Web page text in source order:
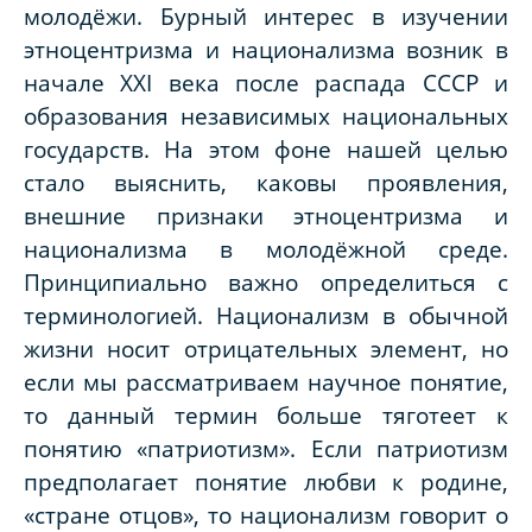
молодёжи. Бурный интерес в изучении
этноцентризма и национализма возник в
началеXXI века после распада СССР и
образования независимых национальных
государств. На этом фоне нашей целью
стало выяснить, каковы проявления,
внешние признаки этноцентризма и
национализма в молодёжной среде.
Принципиально важно определиться с
терминологией. Национализм в обычной
жизни носит отрицательных элемент, но
если мы рассматриваем научное понятие,
то данный термин больше тяготеет к
понятию «патриотизм». Если патриотизм
предполагает понятие любви к родине,
«стране отцов», то национализм говорит о